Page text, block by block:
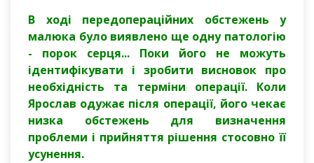
В ході передопераційних обстежень у
малюка було виявлено ​​ще одну патологію
- порок серця... Поки його не можуть
ідентифікувати і зробити висновок про
необхідність та терміни операції. Коли
Ярослав одужає після операції, його чекає
низка обстежень для визначення
проблеми і прийняття рішення стосовно її
усунення.